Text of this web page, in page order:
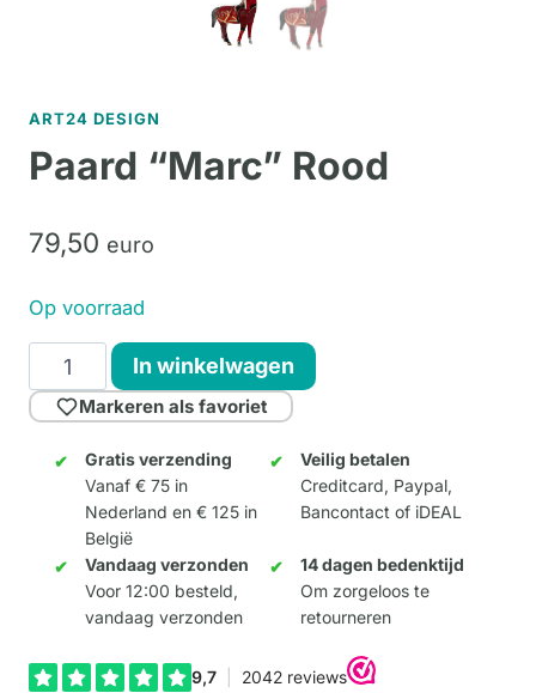
ART24 DESIGN
Paard “Marc” Rood
79,50 euro
Op voorraad
Paard
"Marc"
Rood
aantal
In winkelwagen
Markeren als favoriet
Gratis verzending
Vanaf € 75 in
Nederland en € 125 in
België
Veilig betalen
Creditcard, Paypal,
Bancontact of iDEAL
Vandaag verzonden
Voor 12:00 besteld,
vandaag verzonden
14 dagen bedenktijd
Om zorgeloos te
retourneren